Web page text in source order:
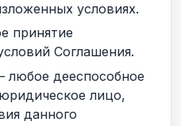
условиях.
принятие
Соглашения.
любое дееспособное
лицо,
данного